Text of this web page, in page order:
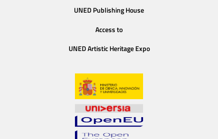
UNED Publishing House
Access to
UNED Artistic Heritage Expo